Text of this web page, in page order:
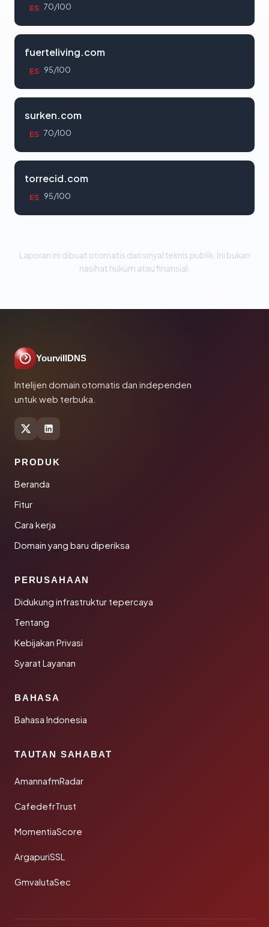
ES 70/100
fuerteliving.com
ES 95/100
surken.com
ES 70/100
torrecid.com
ES 95/100
Laporan ini dibuat otomatis dari sinyal teknis publik. Ini bukan
nasihat hukum atau finansial.
YourvillDNS
Intelijen domain otomatis dan independen
untuk web terbuka.
PRODUK
Beranda
Fitur
Cara kerja
Domain yang baru diperiksa
PERUSAHAAN
Didukung infrastruktur tepercaya
Tentang
Kebijakan Privasi
Syarat Layanan
BAHASA
Bahasa Indonesia
TAUTAN SAHABAT
AmannafmRadar
CafedefrTrust
MomentiaScore
ArgapuriSSL
GmvalutaSec